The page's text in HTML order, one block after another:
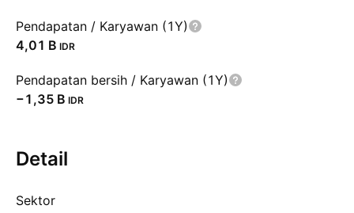
Pendapatan / Karyawan (1Y)
‪4,01 B‬ IDR
Pendapatan bersih / Karyawan (1Y)
‪−1,35 B‬ IDR
Detail
Sektor